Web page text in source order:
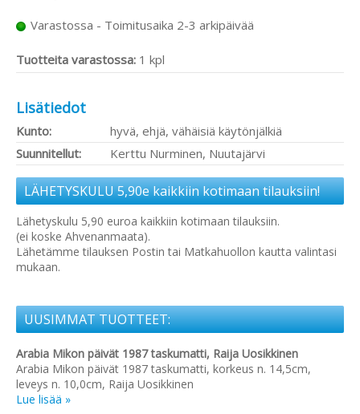
Varastossa - Toimitusaika 2-3 arkipäivää
Tuotteita varastossa: 1 kpl
Lisätiedot
Kunto:
hyvä, ehjä, vähäisiä käytönjälkiä
Suunnitellut:
Kerttu Nurminen, Nuutajärvi
LÄHETYSKULU 5,90e kaikkiin kotimaan tilauksiin!
Lähetyskulu 5,90 euroa kaikkiin kotimaan tilauksiin.
(ei koske Ahvenanmaata).
Lähetämme tilauksen Postin tai Matkahuollon kautta valintasi
mukaan.
UUSIMMAT TUOTTEET:
Arabia Mikon päivät 1987 taskumatti, Raija Uosikkinen
Arabia Mikon päivät 1987 taskumatti, korkeus n. 14,5cm,
leveys n. 10,0cm, Raija Uosikkinen
Lue lisää »